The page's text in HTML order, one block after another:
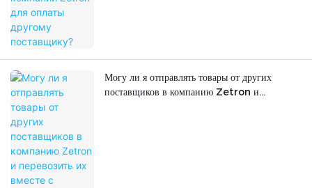
Могу ли я отправлять товары от других
поставщиков в компанию Zetron и